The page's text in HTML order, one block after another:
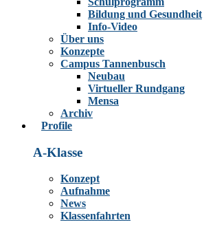
Bildung und Gesundheit
Info-Video
Über uns
Konzepte
Campus Tannenbusch
Neubau
Virtueller Rundgang
Mensa
Archiv
Profile
A-Klasse
Konzept
Aufnahme
News
Klassenfahrten